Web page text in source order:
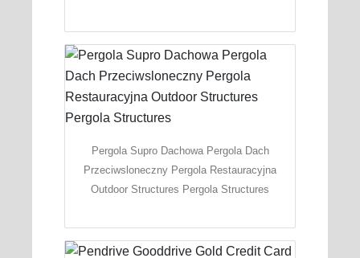
Pergola Supro Dachowa Pergola Dach
Przeciwsloneczny Pergola Restauracyjna
Outdoor Structures Pergola Structures